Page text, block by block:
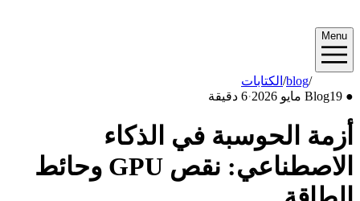
Menu
الكتابات/blog
●
Blog19 مايو 2026 ·6 دقيقة
أزمة الحوسبة في الذكاء
الاصطناعي: نقص GPU وحائط